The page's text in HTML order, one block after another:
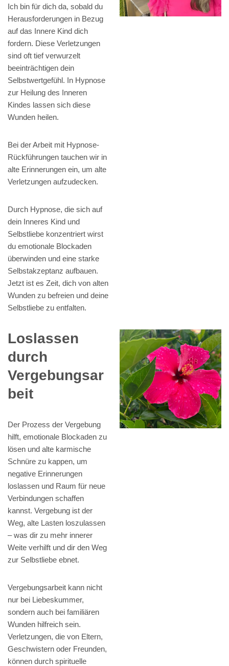
Ich bin für dich da, sobald du
Herausforderungen in Bezug
auf das Innere Kind dich
fordern. Diese Verletzungen
sind oft tief verwurzelt
beeinträchtigen dein
Selbstwertgefühl. In Hypnose
zur Heilung des Inneren
Kindes lassen sich diese
Wunden heilen.
Bei der Arbeit mit Hypnose-
Rückführungen tauchen wir in
alte Erinnerungen ein, um alte
Verletzungen aufzudecken.
Durch Hypnose, die sich auf
dein Inneres Kind und
Selbstliebe konzentriert wirst
du emotionale Blockaden
überwinden und eine starke
Selbstakzeptanz aufbauen.
Jetzt ist es Zeit, dich von alten
Wunden zu befreien und deine
Selbstliebe zu entfalten.
Loslassen
durch
Vergebungsar
beit
Der Prozess der Vergebung
hilft, emotionale Blockaden zu
lösen und alte karmische
Schnüre zu kappen, um
negative Erinnerungen
loslassen und Raum für neue
Verbindungen schaffen
kannst. Vergebung ist der
Weg, alte Lasten loszulassen
– was dir zu mehr innerer
Weite verhilft und dir den Weg
zur Selbstliebe ebnet.
Vergebungsarbeit kann nicht
nur bei Liebeskummer,
sondern auch bei familiären
Wunden hilfreich sein.
Verletzungen, die von Eltern,
Geschwistern oder Freunden,
können durch spirituelle